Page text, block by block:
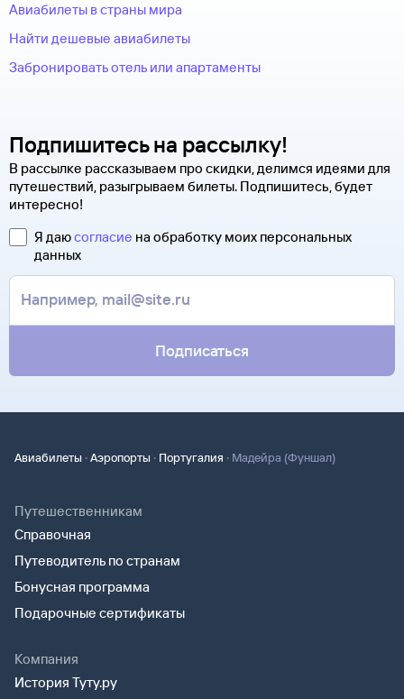
Авиабилеты в страны мира
Найти дешевые авиабилеты
Забронировать отель или апартаменты
Подпишитесь на рассылку!
В рассылке рассказываем про скидки, делимся идеями для
путешествий, разыгрываем билеты. Подпишитесь, будет
интересно!
Я даюсогласие на обработку моих персональных
данных
Подписаться
Авиабилеты ·Аэропорты · Португалия · Мадейра (Фуншал)
Путешественникам
Справочная
Путеводитель по странам
Бонусная программа
Подарочные сертификаты
Компания
История Туту.ру